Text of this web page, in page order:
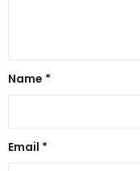
Name *
Email *